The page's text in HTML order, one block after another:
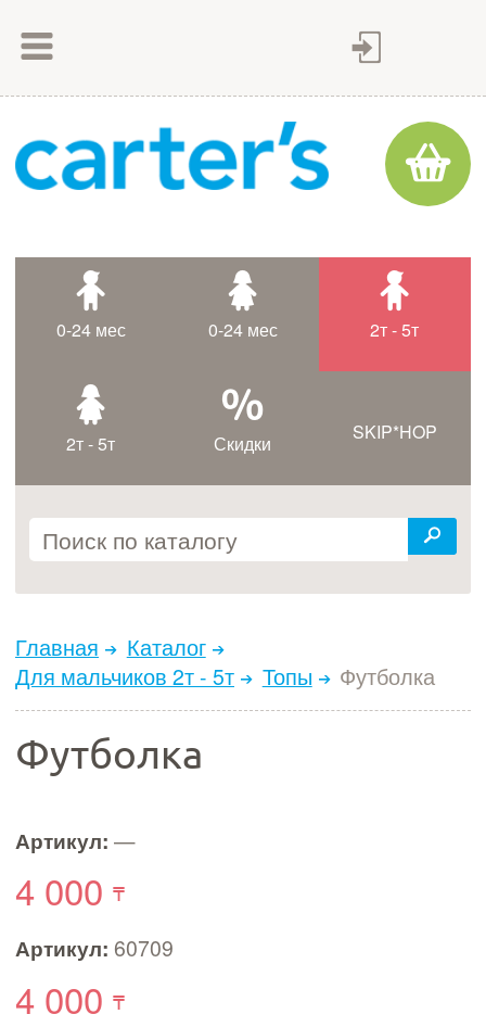
Как оплатить
Доставка товара
Контакты
0-24 мес 0-24 мес 2т - 5т
2т - 5т Скидки SKIP*HOP
Главная
Каталог
Для мальчиков 2т - 5т
Топы Футболка
Футболка
Артикул: —
4 000
Артикул: 60709
4 000